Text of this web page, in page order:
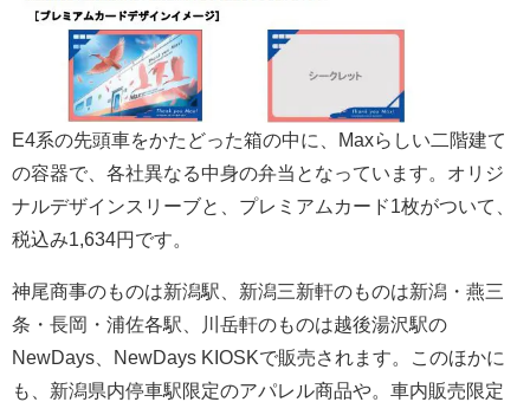
E4系の先頭車をかたどった箱の中に、Maxらしい二階建て
の容器で、各社異なる中身の弁当となっています。オリジ
ナルデザインスリーブと、プレミアムカード1枚がついて、
税込み1,634円です。
神尾商事のものは新潟駅、新潟三新軒のものは新潟・燕三
条・長岡・浦佐各駅、川岳軒のものは越後湯沢駅の
NewDays、NewDays KIOSKで販売されます。このほかに
も、新潟県内停車駅限定のアパレル商品や。車内販売限定